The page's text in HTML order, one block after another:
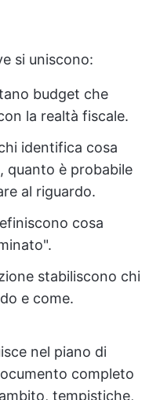
si uniscono:
budget che
la realtà fiscale.
identifica cosa
quanto è probabile
al riguardo.
cosa
stabiliscono chi
e come.
nel piano di
completo
tempistiche,